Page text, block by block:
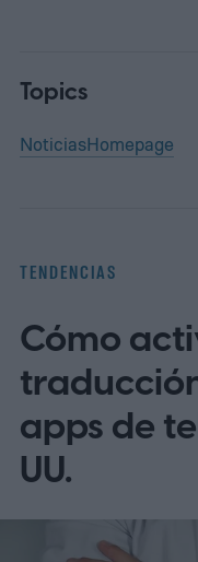
Topics
NoticiasHomepage
TENDENCIAS
Cómo
apps de
UU.